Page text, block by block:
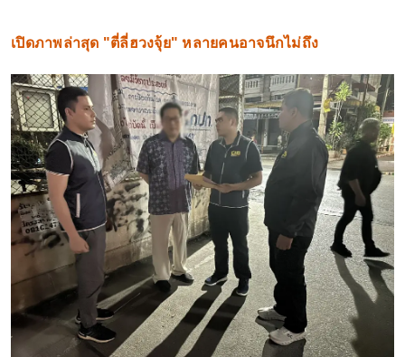
เปิดภาพล่าสุด "ตี่ลี่ฮวงจุ้ย" หลายคนอาจนึกไม่ถึง